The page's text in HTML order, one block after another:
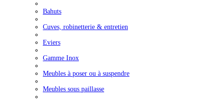
Bahuts
Cuves, robinetterie & entretien
Eviers
Gamme Inox
Meubles à poser ou à suspendre
Meubles sous paillasse